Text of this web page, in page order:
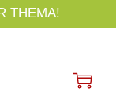
THEMA!